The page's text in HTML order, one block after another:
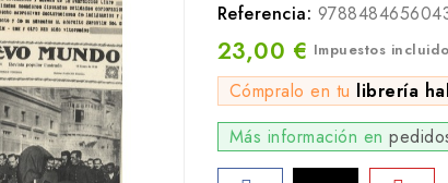
Referencia:
23,00 € Impuestos
Cómpralo en tu librería
Más información en